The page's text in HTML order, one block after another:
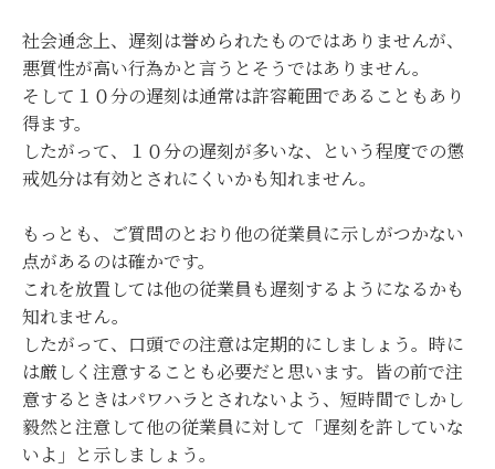
社会通念上、遅刻は誉められたものではありませんが、
悪質性が高い行為かと言うとそうではありません。
そして１０分の遅刻は通常は許容範囲であることもあり
得ます。
したがって、１０分の遅刻が多いな、という程度での懲
戒処分は有効とされにくいかも知れません。
もっとも、ご質問のとおり他の従業員に示しがつかない
点があるのは確かです。
これを放置しては他の従業員も遅刻するようになるかも
知れません。
したがって、口頭での注意は定期的にしましょう。時に
は厳しく注意することも必要だと思います。皆の前で注
意するときはパワハラとされないよう、短時間でしかし
毅然と注意して他の従業員に対して「遅刻を許していな
いよ」と示しましょう。